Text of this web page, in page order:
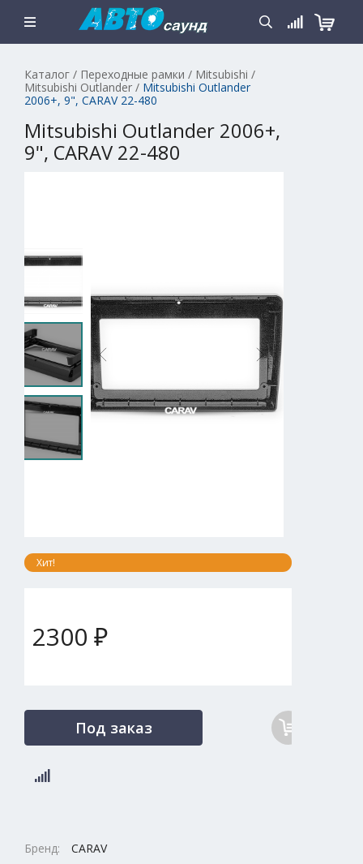
Каталог / Переходные рамки / Mitsubishi /
Mitsubishi Outlander / Mitsubishi Outlander
2006+, 9", CARAV 22-480
Mitsubishi Outlander 2006+,
9", CARAV 22-480
Хит!
2300 ₽
Под заказ
Бренд: CARAV